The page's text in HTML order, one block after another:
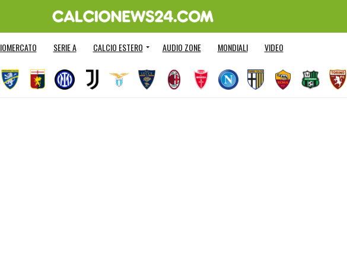
SERIE A CALCIO ESTERO AUDIO ZONE MONDIALI VIDEO